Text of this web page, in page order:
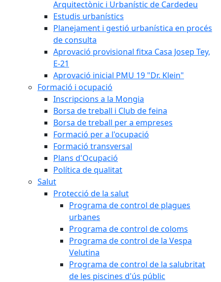
Arquitectònic i Urbanístic de Cardedeu
Estudis urbanístics
Planejament i gestió urbanística en procés
de consulta
Aprovació provisional fitxa Casa Josep Tey,
E-21
Aprovació inicial PMU 19 "Dr. Klein"
Formació i ocupació
Inscripcions a la Mongia
Borsa de treball i Club de feina
Borsa de treball per a empreses
Formació per a l'ocupació
Formació transversal
Plans d'Ocupació
Política de qualitat
Salut
Protecció de la salut
Programa de control de plagues
urbanes
Programa de control de coloms
Programa de control de la Vespa
Velutina
Programa de control de la salubritat
de les piscines d'ús públic